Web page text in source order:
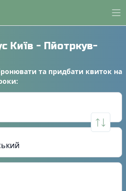
Київ - Пйотркув-
та придбати квиток на
: